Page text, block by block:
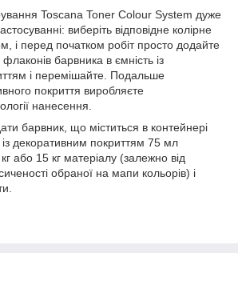
Toscana Toner Colour System дуже
виберіть відповідне колірне
і перед початком робіт просто додайте
флаконів барвника в ємність із
і перемішайте. Подальше
покриття виробляєте
нанесення.
барвник, що міститься в контейнері
декоративним покриттям 75 мл
або 15 кг матеріалу (залежно від
обраної на мапи кольорів) і